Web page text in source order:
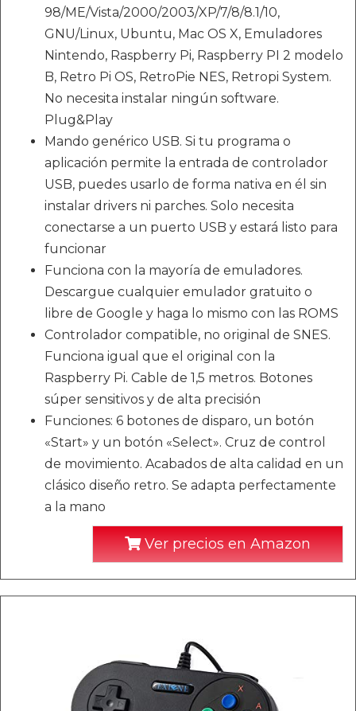
98/ME/Vista/2000/2003/XP/7/8/8.1/10,
GNU/Linux, Ubuntu, Mac OS X, Emuladores
Nintendo, Raspberry Pi, Raspberry PI 2 modelo
B, Retro Pi OS, RetroPie NES, Retropi System.
No necesita instalar ningún software.
Plug&Play
Mando genérico USB. Si tu programa o
aplicación permite la entrada de controlador
USB, puedes usarlo de forma nativa en él sin
instalar drivers ni parches. Solo necesita
conectarse a un puerto USB y estará listo para
funcionar
Funciona con la mayoría de emuladores.
Descargue cualquier emulador gratuito o
libre de Google y haga lo mismo con las ROMS
Controlador compatible, no original de SNES.
Funciona igual que el original con la
Raspberry Pi. Cable de 1,5 metros. Botones
súper sensitivos y de alta precisión
Funciones: 6 botones de disparo, un botón
«Start» y un botón «Select». Cruz de control
de movimiento. Acabados de alta calidad en un
clásico diseño retro. Se adapta perfectamente
a la mano
Ver precios en Amazon